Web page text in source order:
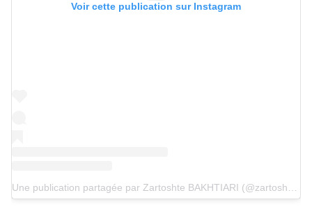
Voir cette publication sur Instagram
Une publication partagée par Zartoshte BAKHTIARI (@zartoshte.bakhtiari)